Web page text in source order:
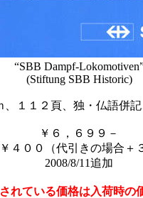
“SBB Dampf-
(Stiftung SBB Historic)
、１１２頁、独・仏語併
￥６，６９９－
４００（代引きの場合＋
2008/8/11追加
れている価格は入荷時の